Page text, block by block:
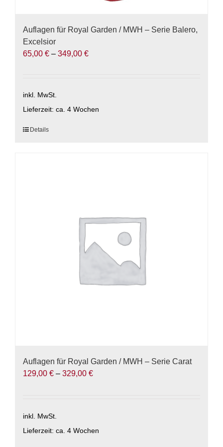
Auflagen für Royal Garden / MWH – Serie Balero,
Excelsior
65,00 € – 349,00 €
inkl. MwSt.
Lieferzeit: ca. 4 Wochen
Dieses
Details
Auflagen für Royal Garden / MWH – Serie Carat
129,00 € – 329,00 €
inkl. MwSt.
Lieferzeit: ca. 4 Wochen